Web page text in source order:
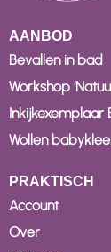
AANBOD
Bevallen in bad
Workshop
Inkijkexemplaar
Wollen
PRAKTISCH
Account
Over